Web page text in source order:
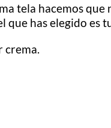
tela hacemos
que has elegido es
crema.